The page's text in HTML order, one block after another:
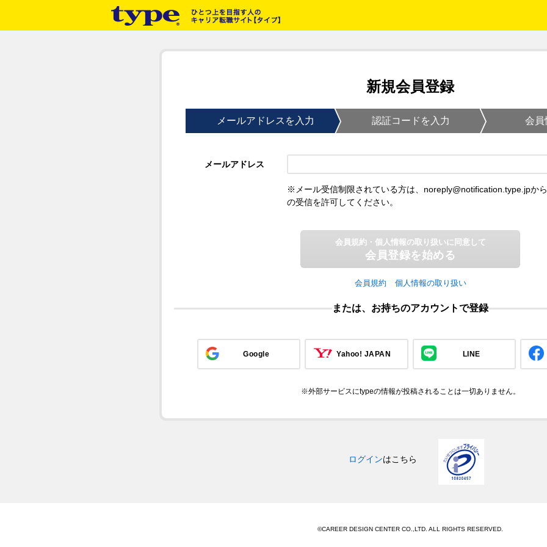
新規会員登録
メールアドレスを入力 認証コードを入力 会員
メールアドレス
※メール受信制限されている方は、noreply@notification.type.jpから
の受信を許可してください。
会員規約・個人情報の取り扱いに同意して
会員登録を始める
会員規約 個人情報の取り扱い
または、お持ちのアカウントで登録
Google Yahoo! JAPAN LINE
※外部サービスにtypeの情報が投稿されることは一切ありません。
ログインはこちら
©CAREER DESIGN CENTER CO.,LTD. ALL RIGHTS RESERVED.